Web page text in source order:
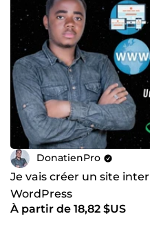
DonatienPro
Je vais créer un site
WordPress
À partir de 18,82 $US